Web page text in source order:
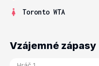
Toronto WTA
Vzájemné zápasy